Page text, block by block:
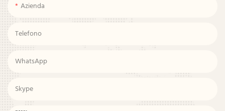
Azienda
Telefono
WhatsApp
Skype